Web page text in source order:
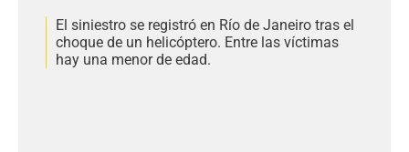
El siniestro se registró en Río de Janeiro tras el
choque de un helicóptero. Entre las víctimas
hay una menor de edad.